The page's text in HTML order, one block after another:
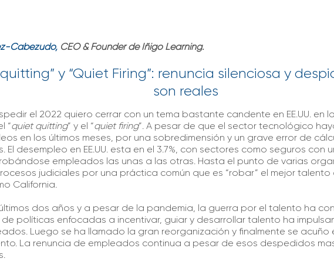
Cabezudo, CEO & Founder deIñigo Learning.
y “Quiet Firing”: renuncia silenciosa y
son reales
el 2022 quiero cerrar con un tema bastante candente en EE.UU. en
“quiet quitting” y el “quiet firing”. A pesar de que el sector tecnológico
en los últimos meses, por una sobredimensión y un grave error de
El desempleo en EE.UU. esta en el 3.7%, con sectores como seguros con
empleados las unas a las otras. Hasta el punto de varias
judiciales por una práctica común que es “robar” el mejor talento
California.
dos años y a pesar de la pandemia, la guerra por el talento ha
políticas enfocadas a incentivar, guiar y desarrollar talento ha
Luego se ha llamado la gran reorganización y finalmente se acuño
La renuncia de empleados continua a pesar de esos despedidos